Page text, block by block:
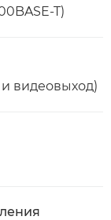
T)
видеовыход)